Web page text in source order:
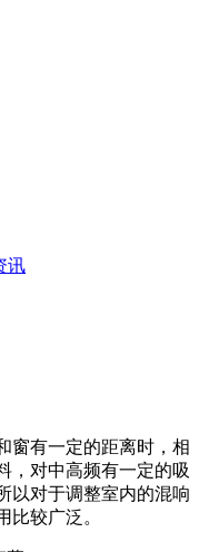
讯
窗有一定的距离时，相
，对中高频有一定的吸
以对于调整室内的混响
比较广泛。